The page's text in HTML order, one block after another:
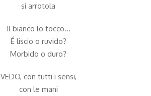
si arrotola
Il bianco lo tocco…
É liscio o ruvido?
Morbido o duro?
VEDO, con tutti i sensi,
con le mani